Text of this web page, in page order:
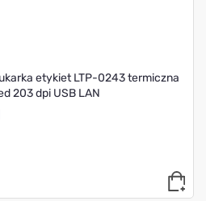
etykiet LTP-0243 termiczna
203 dpi USB LAN